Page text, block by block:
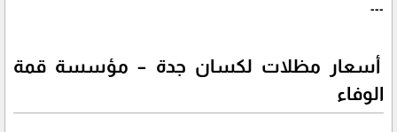
---
أسعار مظلات لكسان جدة – مؤسسة قمة
الوفاء